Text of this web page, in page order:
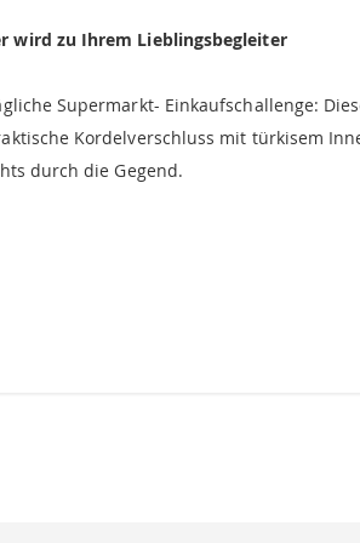
wird zu Ihrem Lieblingsbegleiter
Supermarkt- Einkaufschallenge:
Kordelverschluss mit türkisem
durch die Gegend.